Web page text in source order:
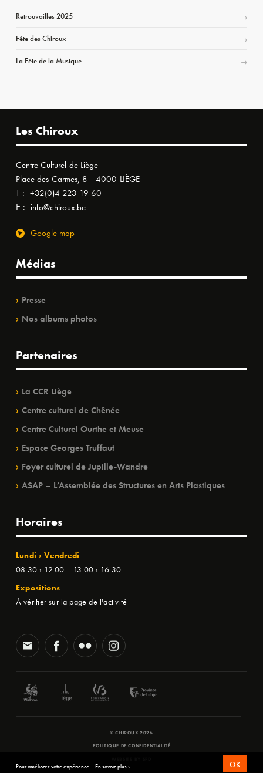
Retrouvailles 2025
Fête des Chiroux
La Fête de la Musique
Les Chiroux
Centre Culturel de Liège
Place des Carmes, 8 - 4000 LIÈGE
T : +32(0)4 223 19 60
E : info@chiroux.be
Google map
Médias
Presse
Nos albums photos
Partenaires
La CCR Liège
Centre culturel de Chênée
Centre Culturel Ourthe et Meuse
Espace Georges Truffaut
Foyer culturel de Jupille-Wandre
ASAP – L’Assemblée des Structures en Arts Plastiques
Horaires
Lundi › Vendredi
08:30 › 12:00 | 13:00 › 16:30
Expositions
À vérifier sur la page de l'activité
© CHIROUX 2026
POLITIQUE DE CONFIDENTIALITÉ
Pour améliorer votre expérience. En savoir plus › OK